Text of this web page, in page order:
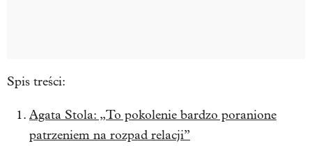
Spis treści:
Agata Stola: „To pokolenie bardzo poranione
patrzeniem na rozpad relacji”